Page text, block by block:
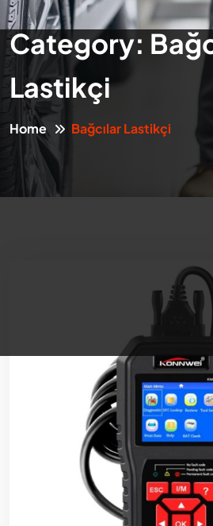
Category:
Lastikçi
Home Bağcılar Lastikçi